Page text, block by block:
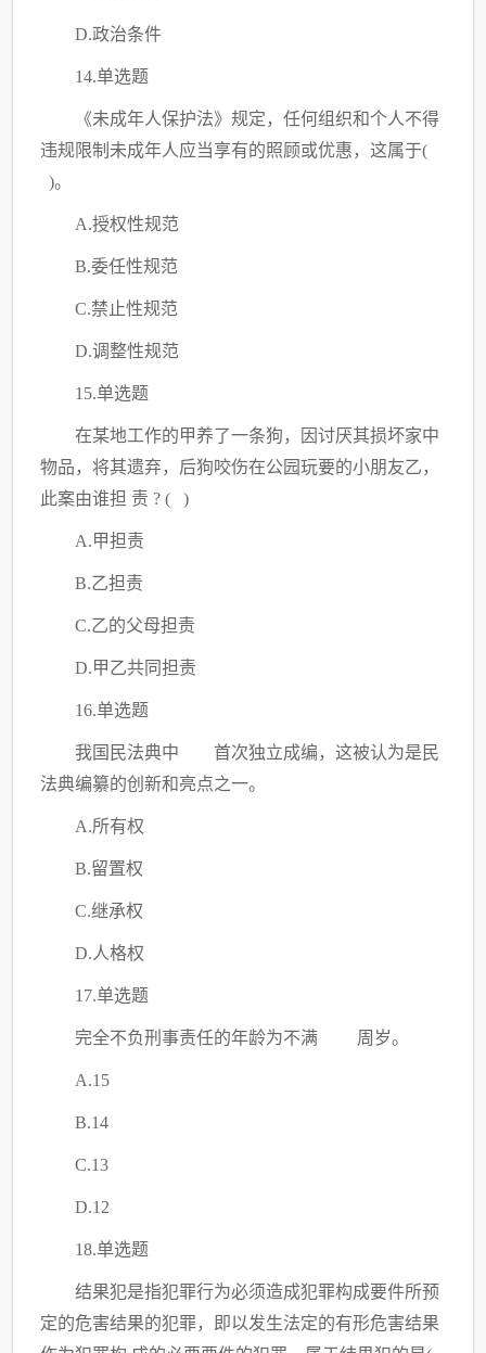
D.政治条件
14.单选题
《未成年人保护法》规定，任何组织和个人不得
违规限制未成年人应当享有的照顾或优惠，这属于(
)。
A.授权性规范
B.委任性规范
C.禁止性规范
D.调整性规范
15.单选题
在某地工作的甲养了一条狗，因讨厌其损坏家中
物品，将其遗弃，后狗咬伤在公园玩要的小朋友乙，
此案由谁担 责 ? ( )
A.甲担责
B.乙担责
C.乙的父母担责
D.甲乙共同担责
16.单选题
我国民法典中
首次独立成编，这被认为是民
法典编纂的创新和亮点之一。
A.所有权
B.留置权
C.继承权
D.人格权
17.单选题
完全不负刑事责任的年龄为不满 周岁。
A.15
B.14
C.13
D.12
18.单选题
结果犯是指犯罪行为必须造成犯罪构成要件所预
定的危害结果的犯罪，即以发生法定的有形危害结果